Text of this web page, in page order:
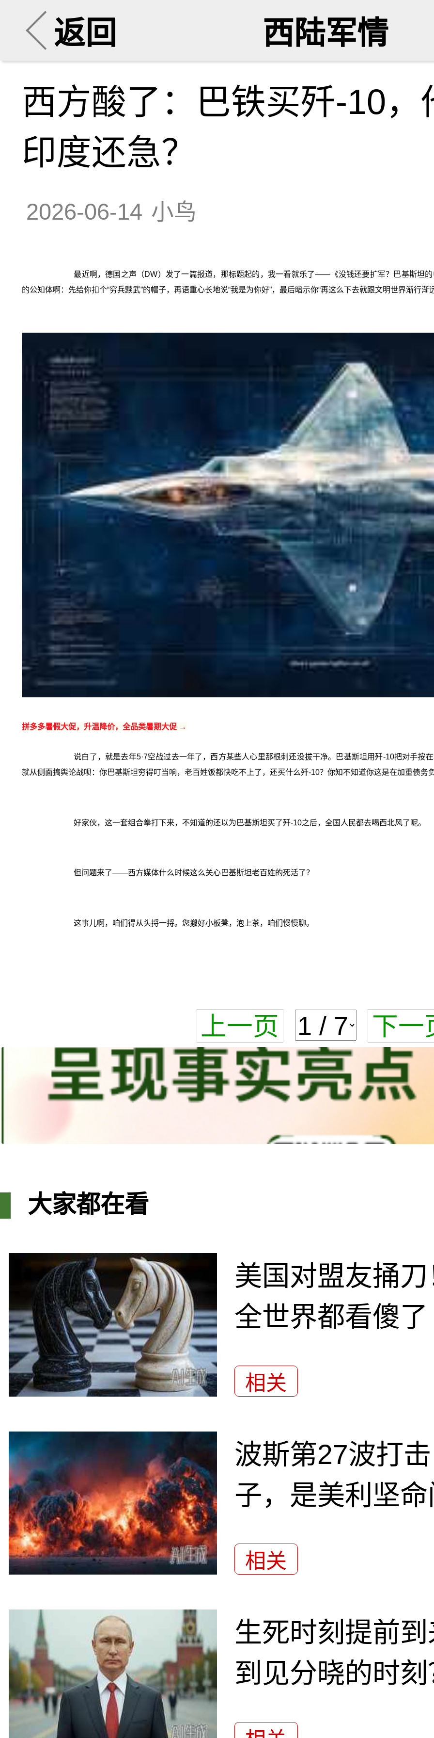
返回 西陆军情
西方酸了：巴铁买歼-10，
印度还急？
2026-06-14 小鸟
最近啊，德国之声（DW）发了一篇报道，那标题起的，我一看就乐了——《没钱还要扩军？巴基斯坦
的公知体啊：先给你扣个“穷兵黩武”的帽子，再语重心长地说“我是为你好”，最后暗示你“再这么下去就跟文明世界渐行渐
拼多多暑假大促，升温降价，全品类暑期大促 →
说白了，就是去年5·7空战过去一年了，西方某些人心里那根刺还没拔干净。巴基斯坦用歼-10把对手按
就从侧面搞舆论战呗：你巴基斯坦穷得叮当响，老百姓饭都快吃不上了，还买什么歼-10？你知不知道你这是在加重债务
好家伙，这一套组合拳打下来，不知道的还以为巴基斯坦买了歼-10之后，全国人民都去喝西北风了呢。
但问题来了——西方媒体什么时候这么关心巴基斯坦老百姓的死活了？
这事儿啊，咱们得从头捋一捋。您搬好小板凳，泡上茶，咱们慢慢聊。
上一页 下一
大家都在看
美国对盟友捅
全世界都看傻了
相关
波斯第27波打
子，是美利坚
相关
生死时刻提前
到见分晓的时